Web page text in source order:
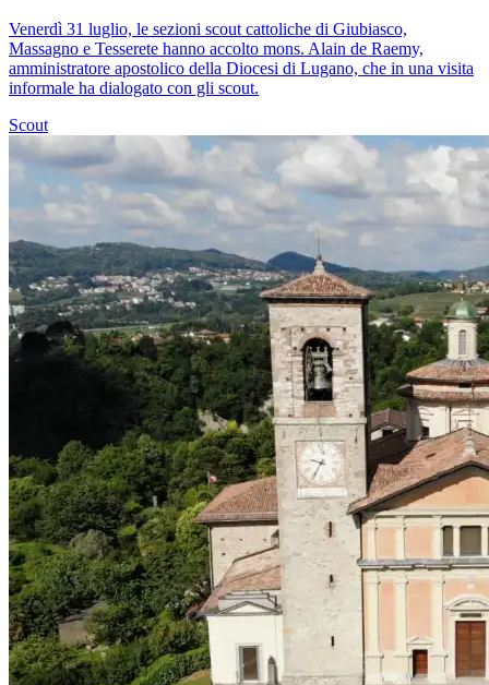
Venerdì 31 luglio, le sezioni scout cattoliche di Giubiasco,
Massagno e Tesserete hanno accolto mons. Alain de Raemy,
amministratore apostolico della Diocesi di Lugano, che in una visita
informale ha dialogato con gli scout.
Scout